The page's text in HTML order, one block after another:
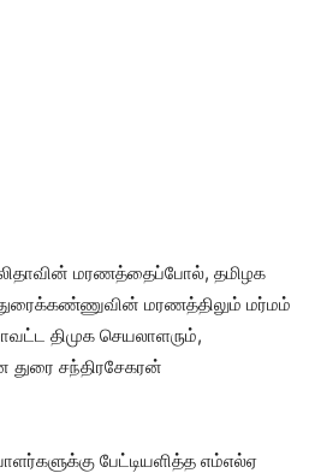
மரணத்தைப்போல், தமிழக
மரணத்திலும் மர்மம்
திமுக செயலாளரும்,
துரை சந்திரசேகரன்
பேட்டியளித்த எம்எல்ஏ